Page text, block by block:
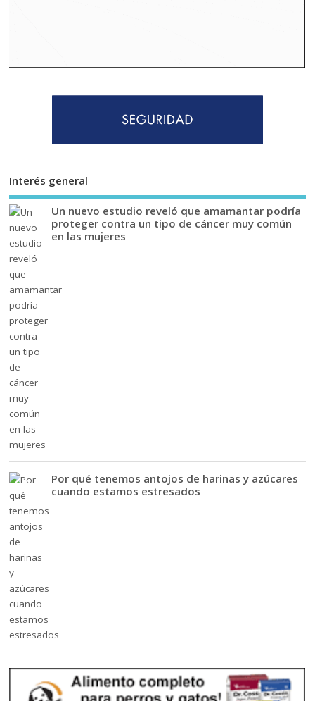
Interés general
Un nuevo estudio reveló que amamantar podría
proteger contra un tipo de cáncer muy común
en las mujeres
Por qué tenemos antojos de harinas y azúcares
cuando estamos estresados